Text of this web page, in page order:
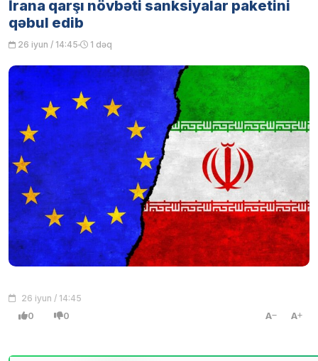
İrana qarşı növbəti sanksiyalar paketini
qəbul edib
26 iyun / 14:45 1 dəq
26 iyun / 14:45
0 0 A A